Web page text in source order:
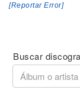
[Reportar Error]
Buscar